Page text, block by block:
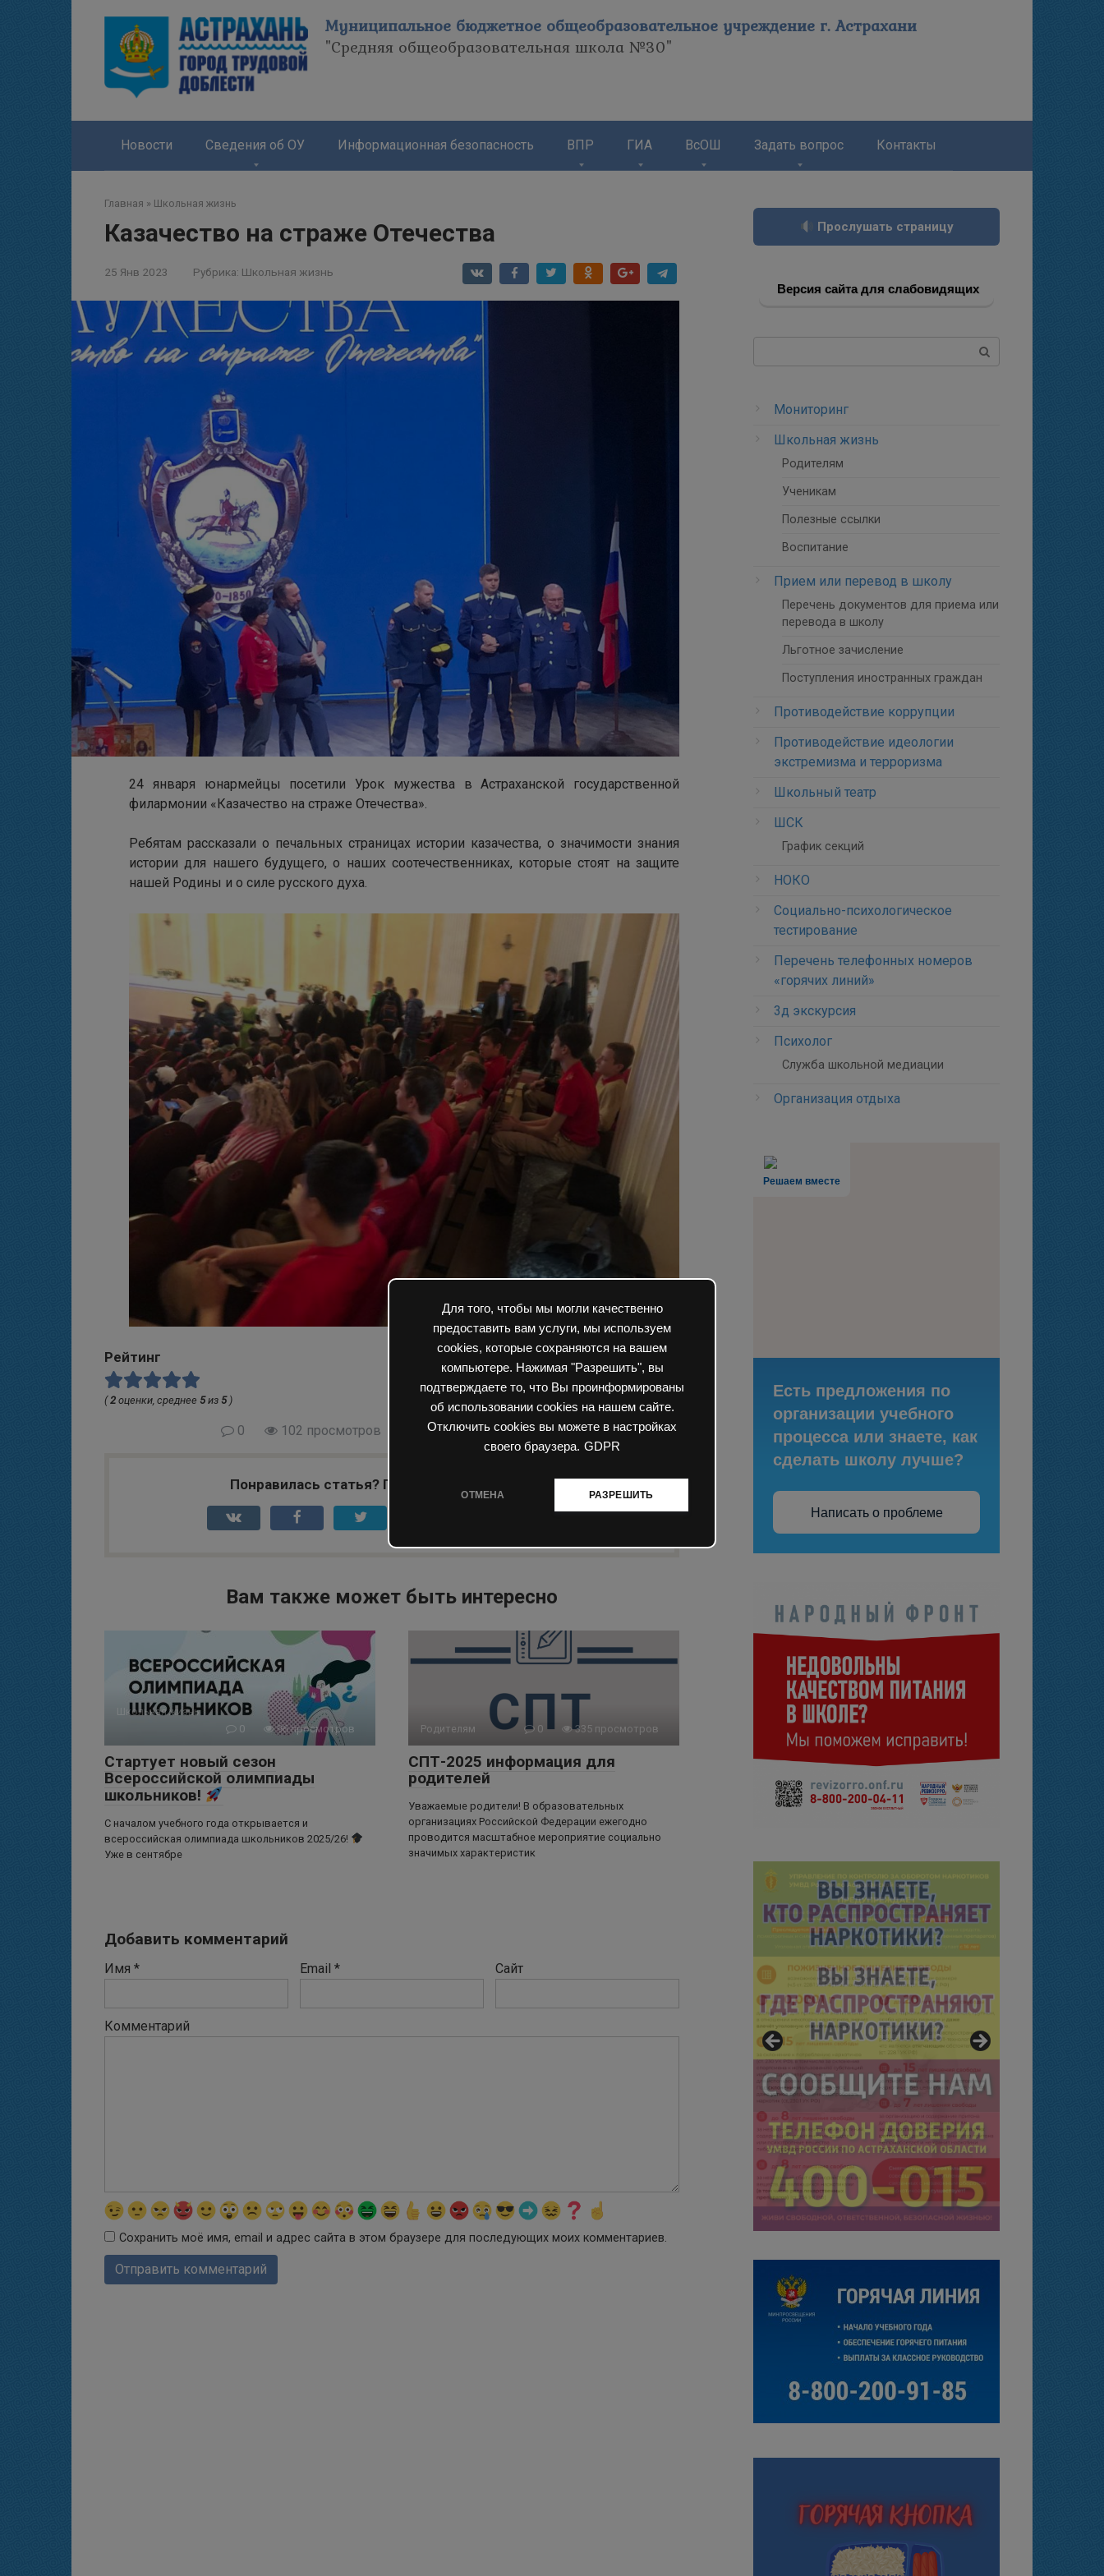
Для того, чтобы мы могли качественно
предоставить вам услуги, мы используем
cookies, которые сохраняются на вашем
компьютере. Нажимая "Разрешить", вы
подтверждаете то, что Вы проинформированы
об использовании cookies на нашем сайте.
Отключить cookies вы можете в настройках
своего браузера. GDPR
ОТМЕНА РАЗРЕШИТЬ
Муниципальное бюджетное общеобразовательное учреждение г. Астрахани
"Средняя общеобразовательная школа №30"
Новости Сведения об ОУ Информационная безопасность ВПР ГИА ВсОШ Задать вопрос Контакты
Главная » Школьная жизнь
Казачество на страже Отечества
25 Янв 2023 Рубрика: Школьная жизнь
24 января юнармейцы посетили Урок мужества в Астраханской государственной
филармонии «Казачество на страже Отечества».
Ребятам рассказали о печальных страницах истории казачества, о значимости знания
истории для нашего будущего, о наших соотечественниках, которые стоят на защите
нашей Родины и о силе русского духа.
Рейтинг
(2 оценки, среднее 5из 5)
0 102 просмотров юнармейцы Юнармия
Понравилась статья? Поделиться с друзьями:
Вам также может быть интересно
Школьная жизнь
0
96 просмотров
Стартует новый сезон
Всероссийской олимпиады
школьников!
С началом учебного года открывается и
всероссийская олимпиада школьников 2025/26!
Уже в сентябре
Родителям 0 335 просмотров
СПТ-2025 информация для
родителей
Уважаемые родители! В образовательных
организациях Российской Федерации ежегодно
проводится масштабное мероприятие социально
значимых характеристик
Добавить комментарий
Имя * Email * Сайт
Комментарий
Сохранить моё имя, email и адрес сайта в этом браузере для последующих моих комментариев.
Прослушать страницу
Версия сайта для слабовидящих
Мониторинг
Школьная жизнь
Родителям
Ученикам
Полезные ссылки
Воспитание
Прием или перевод в школу
Перечень документов для приема или
перевода в школу
Льготное зачисление
Поступления иностранных граждан
Противодействие коррупции
Противодействие идеологии
экстремизма и терроризма
Школьный театр
ШСК
График секций
НОКО
Социально-психологическое
тестирование
Перечень телефонных номеров
«горячих линий»
3д экскурсия
Психолог
Служба школьной медиации
Организация отдыха
Решаем вместе
Есть предложения по
организации учебного
процесса или знаете, как
сделать школу лучше?
Написать о проблеме